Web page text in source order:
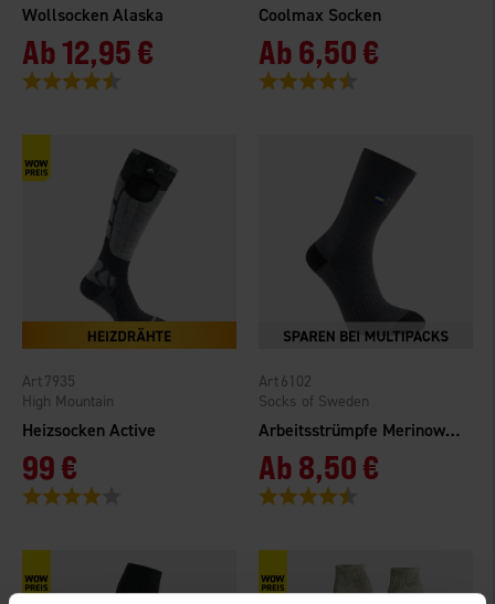
Wollsocken Alaska
Ab12,95 €
Bewertung:
Coolmax Socken
Ab6,50 €
Bewertung:
Heizsocken Active
High Mountain
7935
99 €
Bewertung:
Arbeitsstrümpfe Merinowolle
Socks of Sweden
6102
Ab8,50 €
Bewertung: